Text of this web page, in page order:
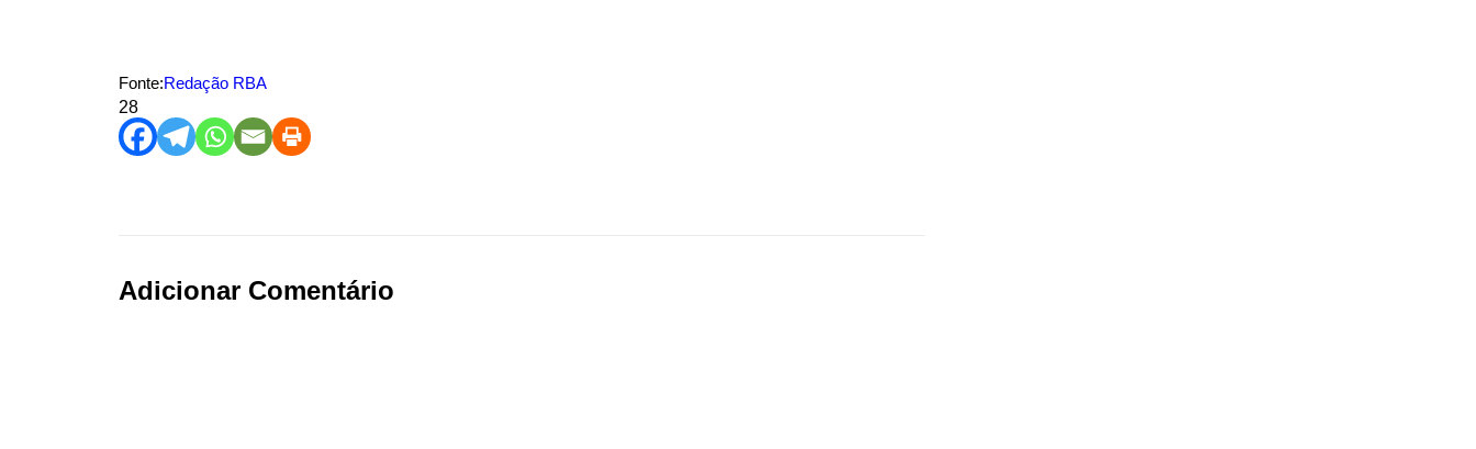
Fonte:Redação RBA
28
Adicionar Comentário